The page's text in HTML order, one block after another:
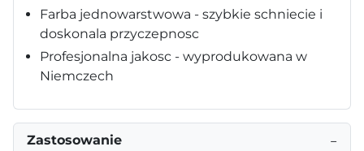
Farba jednowarstwowa - szybkie schniecie i
doskonala przyczepnosc
Profesjonalna jakosc - wyprodukowana w
Niemczech
Zastosowanie −